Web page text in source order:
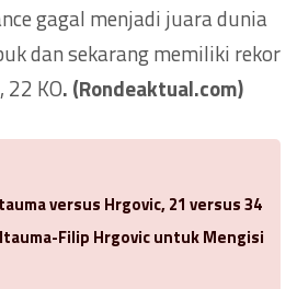
gagal menjadi juara dunia
dan sekarang memiliki rekor
KO. (Rondeaktual.com)
versus Hrgovic, 21 versus 34
Filip Hrgovic untuk Mengisi